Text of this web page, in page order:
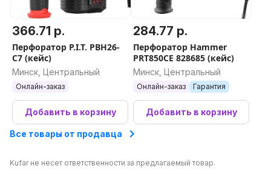
366.71 р.
Перфоратор P.I.T. PBH26-
C7 (кейс)
Минск, Центральный
Онлайн-заказ
Добавить в корзину
284.77 р.
Перфоратор Hammer
PRT850CE 828685 (кейс)
Минск, Центральный
Онлайн-заказ Гарантия
Добавить в корзину
Все товары от продавца
Kufar не несет ответственности за предлагаемый товар.